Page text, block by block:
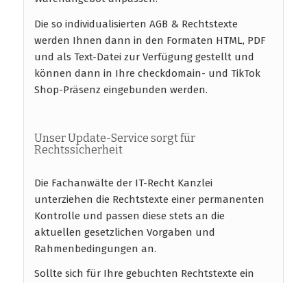
Die so individualisierten AGB & Rechtstexte
werden Ihnen dann in den Formaten HTML, PDF
und als Text-Datei zur Verfügung gestellt und
können dann in Ihre checkdomain- und TikTok
Shop-Präsenz eingebunden werden.
Unser Update-Service sorgt für
Rechtssicherheit
Die Fachanwälte der IT-Recht Kanzlei
unterziehen die Rechtstexte einer permanenten
Kontrolle und passen diese stets an die
aktuellen gesetzlichen Vorgaben und
Rahmenbedingungen an.
Sollte sich für Ihre gebuchten Rechtstexte ein